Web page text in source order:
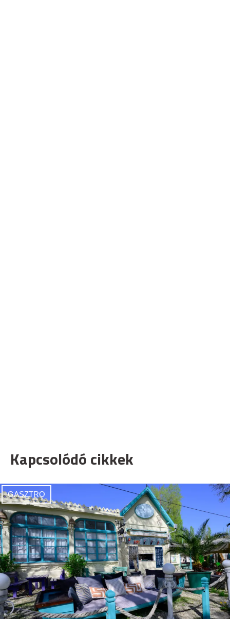
Kapcsolódó cikkek
GASZTRO